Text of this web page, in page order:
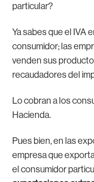
particular?
Ya sabes que el IVA
consumidor; las
venden sus
recaudadores del
Lo cobran a los
Hacienda.
Pues bien, en las
empresa que
el consumidor